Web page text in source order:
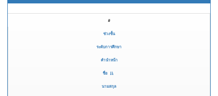
#
ช่วงชั้น
ระดับการศึกษา
คำนำหน้า
ชื่อ
นามสกุล